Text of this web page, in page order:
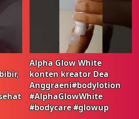
Alpha Glow White
konten kreator Dea
Anggraeni#bodylotion
#AlphaGlowWhite
#bodycare #glowup